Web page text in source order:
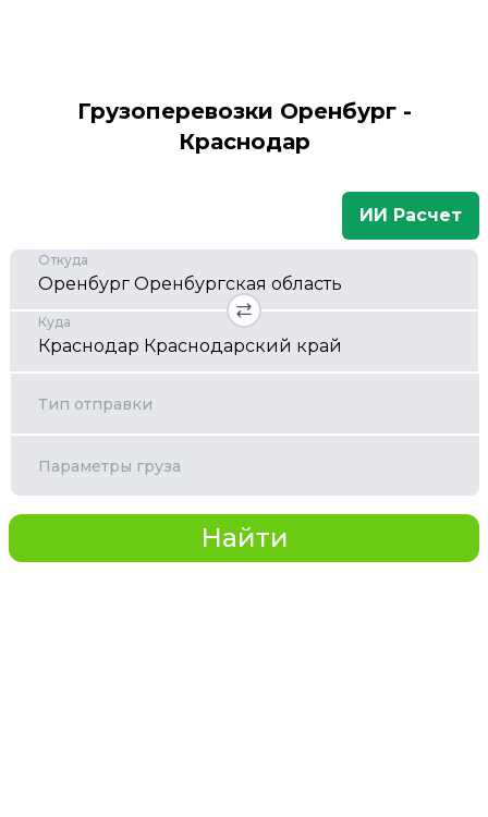
Грузоперевозки Оренбург -
Краснодар
ИИ Расчет
Откуда
Куда
Тип отправки
Параметры груза
Найти